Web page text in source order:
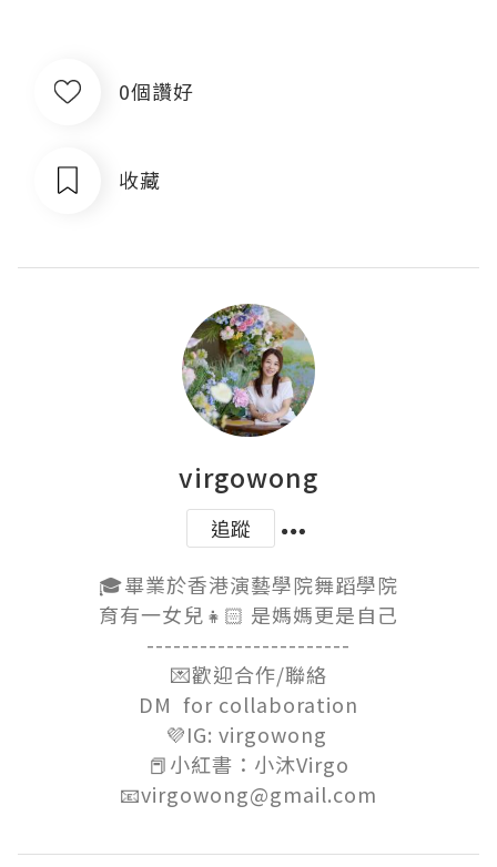
0個讚好
收藏
virgowong
追蹤
🎓畢業於香港演藝學院舞蹈學院
育有一女兒👧🏻 是媽媽更是自己
-----------------------
💌歡迎合作/聯絡
DM  for collaboration
💜IG: virgowong
📕小紅書：小沐Virgo
📧virgowong@gmail.com